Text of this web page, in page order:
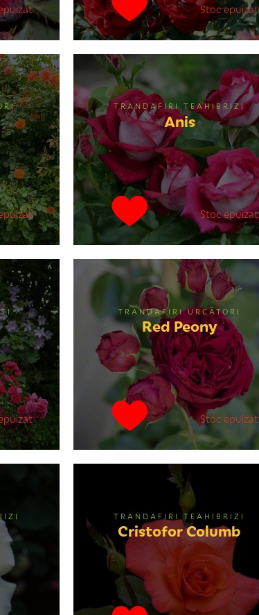
Stoc epuizat
TRANDAFIRI TEAHIBRIZI
Anis
Stoc epuizat
TRANDAFIRI URCĂTORI
Red Peony
Stoc epuizat
TRANDAFIRI TEAHIBRIZI
Cristofor Columb